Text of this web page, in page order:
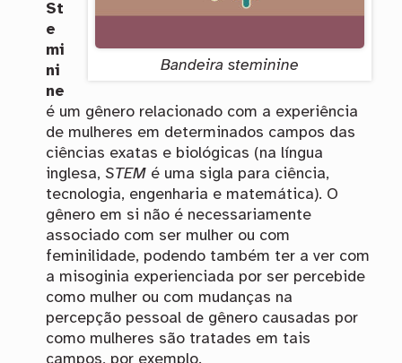
Bandeira steminine
St
e
mi
ni
ne
é um gênero relacionado com a experiência
de mulheres em determinados campos das
ciências exatas e biológicas (na língua
inglesa, STEMé uma sigla para ciência,
tecnologia, engenharia e matemática). O
gênero em si não é necessariamente
associado com ser mulher ou com
feminilidade, podendo também ter a ver com
a misoginia experienciada por ser percebide
como mulher ou com mudanças na
percepção pessoal de gênero causadas por
como mulheres são tratades em tais
campos, por exemplo.